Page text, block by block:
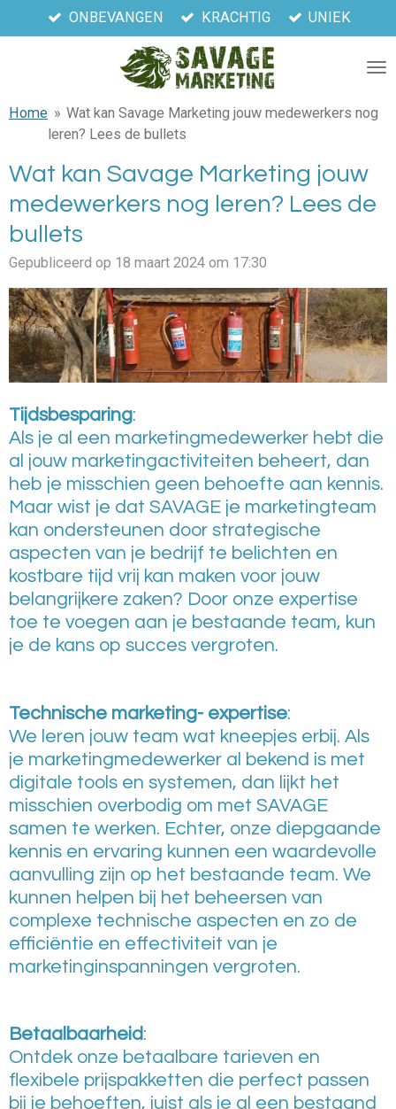
direct
hoofdinhoud
ONBEVANGEN KRACHTIG UNIEK
Home » Wat kan Savage Marketing jouw medewerkers nog
leren? Lees de bullets
Wat kan Savage Marketing jouw
medewerkers nog leren? Lees de
bullets
Gepubliceerd op 18 maart 2024 om 17:30
Tijdsbesparing:
Als je al een marketingmedewerker hebt die
al jouw marketingactiviteiten beheert, dan
heb je misschien geen behoefte aan kennis.
Maar wist je dat SAVAGE je marketingteam
kan ondersteunen door strategische
aspecten van je bedrijf te belichten en
kostbare tijd vrij kan maken voor jouw
belangrijkere zaken? Door onze expertise
toe te voegen aan je bestaande team, kun
je de kans op succes vergroten.
Technische marketing- expertise:
We leren jouw team wat kneepjes erbij. Als
je marketingmedewerker al bekend is met
digitale tools en systemen, dan lijkt het
misschien overbodig om met SAVAGE
samen te werken. Echter, onze diepgaande
kennis en ervaring kunnen een waardevolle
aanvulling zijn op het bestaande team. We
kunnen helpen bij het beheersen van
complexe technische aspecten en zo de
efficiëntie en effectiviteit van je
marketinginspanningen vergroten.
Betaalbaarheid:
Ontdek onze betaalbare tarieven en
flexibele prijspakketten die perfect passen
bij je behoeften, juist als je al een bestaand